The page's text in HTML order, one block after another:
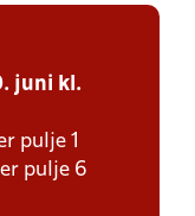
juni kl.
pulje 1
pulje 6